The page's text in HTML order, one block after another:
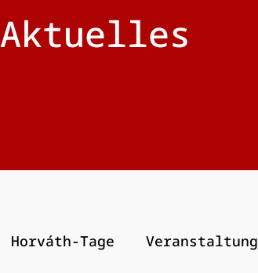
Aktuelles
Horváth-Tage Veranstaltung